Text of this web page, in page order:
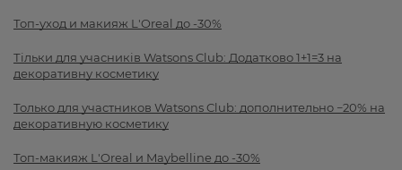
Топ-уход и макияж L'Oreal до -30%
Тільки для учасників Watsons Club: Додатково 1+1=3 на
декоративну косметику
Только для участников Watsons Club: дополнительно −20% на
декоративную косметику
Топ-макияж L'Oreal и Maybelline до -30%